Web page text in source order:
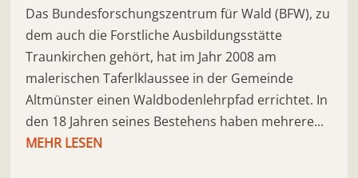
Das Bundesforschungszentrum für Wald (BFW), zu
dem auch die Forstliche Ausbildungsstätte
Traunkirchen gehört, hat im Jahr 2008 am
malerischen Taferlklaussee in der Gemeinde
Altmünster einen Waldbodenlehrpfad errichtet. In
den 18 Jahren seines Bestehens haben mehrere...
MEHR LESEN